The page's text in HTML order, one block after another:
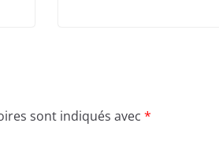
sont indiqués avec *